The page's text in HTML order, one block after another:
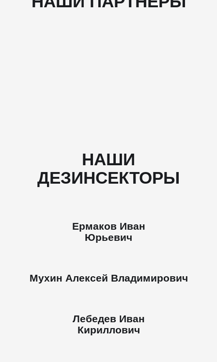
НАШИ
ДЕЗИНСЕКТОРЫ
Ермаков Иван
Юрьевич
Мухин Алексей Владимирович
Лебедев Иван
Кириллович